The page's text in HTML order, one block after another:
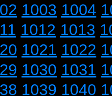
1003 1004
1012 1013
1021 1022
1030 1031
1039 1040